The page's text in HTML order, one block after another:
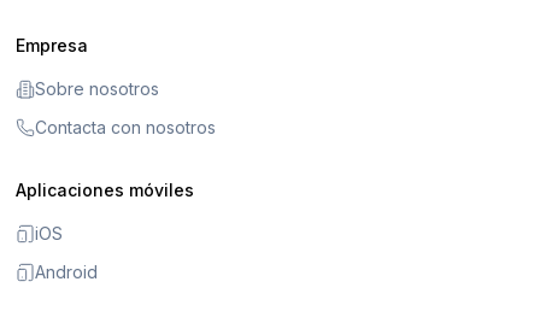
Empresa
Sobre nosotros
Contacta con nosotros
Aplicaciones móviles
iOS
Android